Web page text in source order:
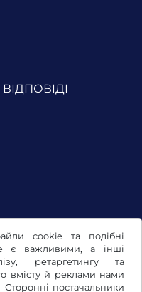
cookie та подібні
є важливими, а інші
ретаргетингу та
вмісту й реклами нами
постачальники